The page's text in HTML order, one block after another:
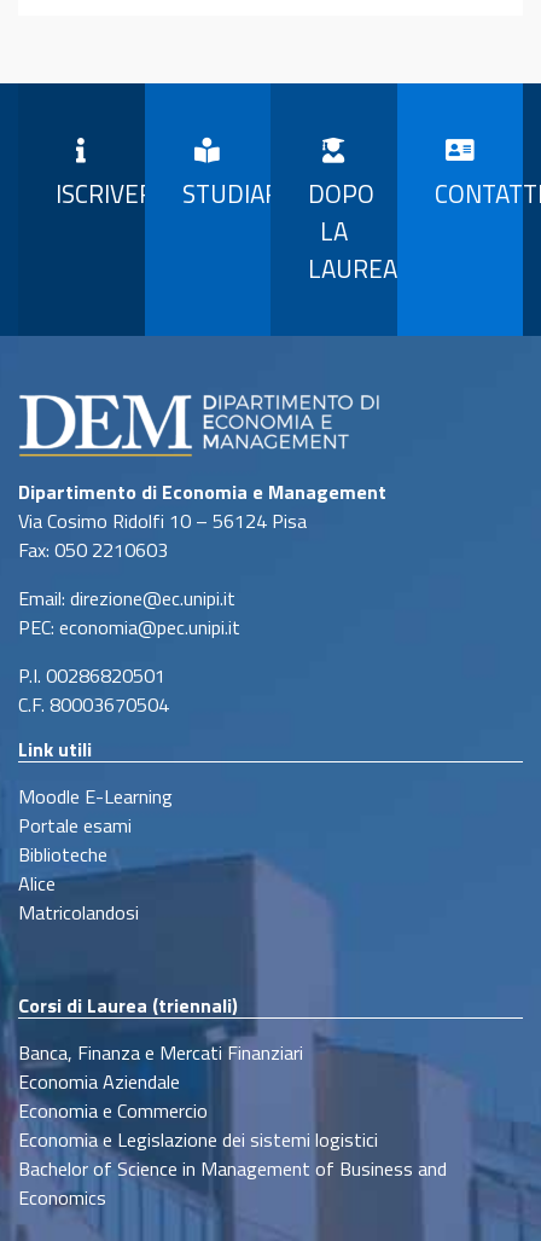
ISCRIVERSI STUDIARE
DOPO
LA
LAUREA
Dipartimento di Economia e Management
Via Cosimo Ridolfi 10 – 56124 Pisa
Fax: 050 2210603
Email: direzione@ec.unipi.it
PEC: economia@pec.unipi.it
P.I. 00286820501
C.F. 80003670504
Link utili
Moodle E-Learning
Portale esami
Biblioteche
Alice
Matricolandosi
Corsi di Laurea (triennali)
Banca, Finanza e Mercati Finanziari
Economia Aziendale
Economia e Commercio
Economia e Legislazione dei sistemi logistici
Bachelor of Science in Management of Business and
Economics